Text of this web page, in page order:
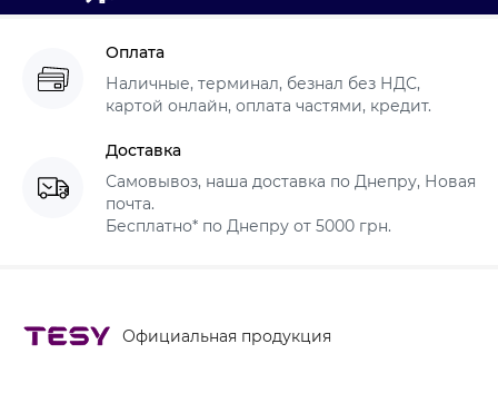
Оплата
Наличные, терминал, безнал без НДС,
картой онлайн, оплата частями, кредит.
Доставка
Самовывоз, наша доставка по Днепру, Новая
почта.
Бесплатно* по Днепру от 5000 грн.
Официальная продукция